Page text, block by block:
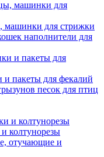
машинки для стрижки
наполнители для
и пакеты для фекалий
песок для птиц
колтунорезы